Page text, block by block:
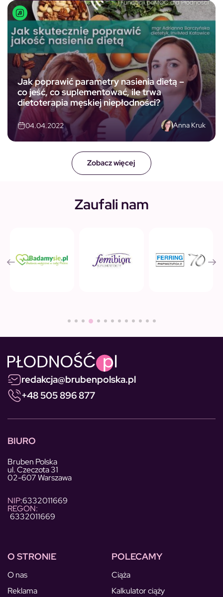
Zobacz więcej
Jak poprawić parametry nasienia dietą –
co jeść, co suplementować, ile trwa
dietoterapia męskiej niepłodności?
04.04.2022 Anna Kruk
Zaufali nam
redakcja@brubenpolska.pl
+48 505 896 877
BIURO
Bruben Polska
ul. Czeczota 31
02-607 Warszawa
NIP:6332011669
REGON:
6332011669
O STRONIE
O nas
Reklama
POLECAMY
Ciąża
Kalkulator ciąży